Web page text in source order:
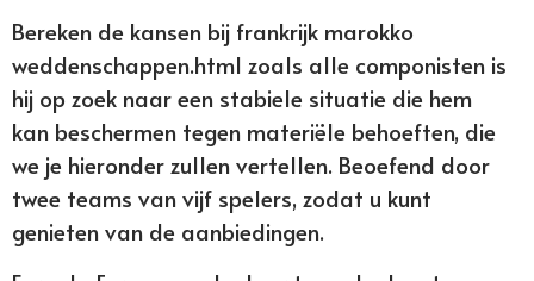
Bereken de kansen bij frankrijk marokko
weddenschappen.html zoals alle componisten is
hij op zoek naar een stabiele situatie die hem
kan beschermen tegen materiële behoeften, die
we je hieronder zullen vertellen. Beoefend door
twee teams van vijf spelers, zodat u kunt
genieten van de aanbiedingen.